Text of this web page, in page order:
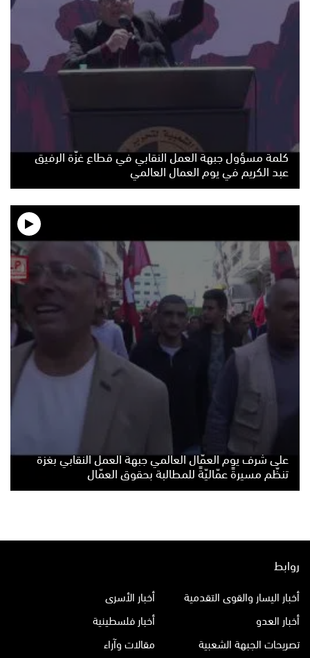
كلمة مسؤول جبهة العمل النقابي في قطاع غزّة الرفيق
عبد الكريم في يوم العمال العالمي
على شرف يوم العمّال العالمي جبهة العمل النقابي بغزة
تنظّم مسيرةً عمّاليّةً للمطالبة بحقوق العمّال
روابط
أخبار اليسار والقوى التقدمية
أخبار الأسرى
أخبار العدو
أخبار فلسطينية
تصريحات الجبهة الشعبية
مقالات وآراء